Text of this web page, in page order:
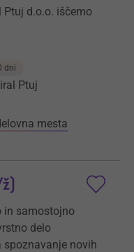
d.o.o. iščemo
dni
Ptuj
mesta
in samostojno
delo
novih